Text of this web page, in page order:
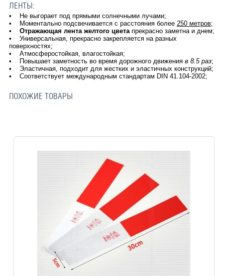
ЛЕНТЫ:
• Не выгорает под прямыми солнечными лучами;
• Моментально подсвечивается с расстояния более 250 метров;
• Отражающая лента желтого цветапрекрасно заметна и днем;
• Универсальная, прекрасно закрепляется на разных
поверхностях;
• Атмосферостойкая, влагостойкая;
• Повышает заметность во время дорожного движенияв 8.5 раз;
• Эластичная, подходит для жестких и эластичных конструкций;
• Соответствует международным стандартам DIN 41.104-2002;
ПОХОЖИЕ ТОВАРЫ